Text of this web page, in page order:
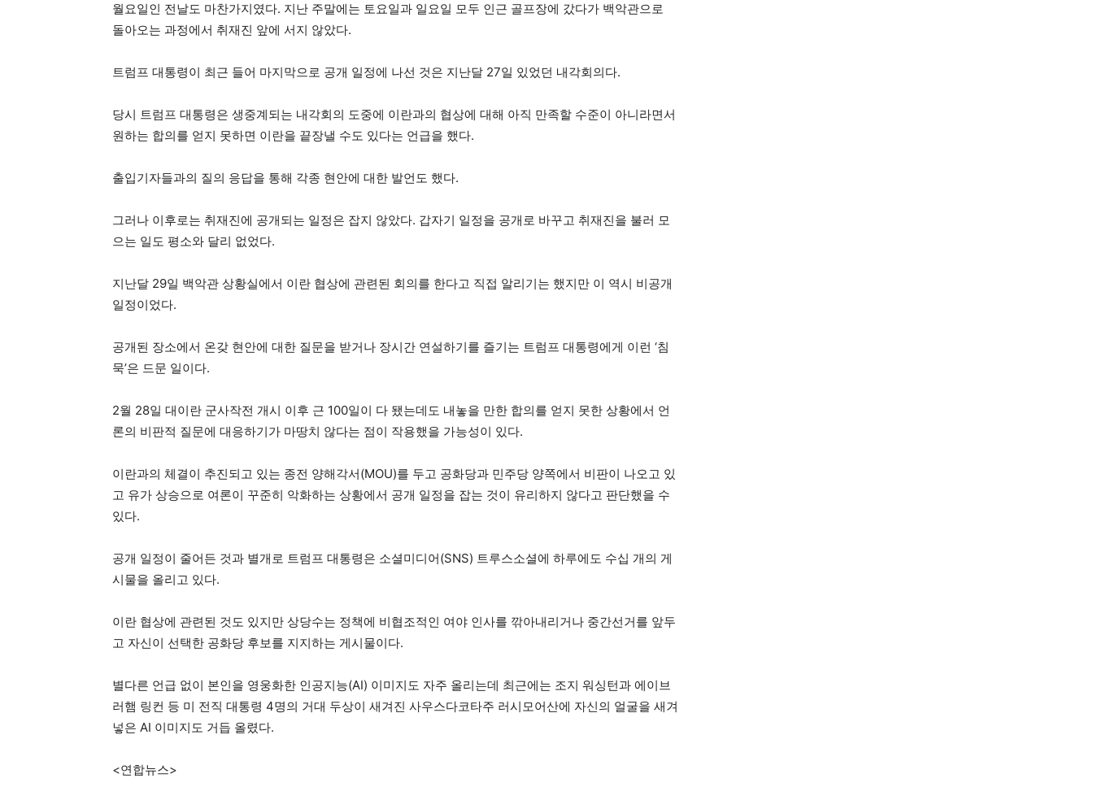
월요일인 전날도 마찬가지였다. 지난 주말에는 토요일과 일요일 모두 인근 골프장에 갔다가 백악관으로
돌아오는 과정에서 취재진 앞에 서지 않았다.
트럼프 대통령이 최근 들어 마지막으로 공개 일정에 나선 것은 지난달 27일 있었던 내각회의다.
당시 트럼프 대통령은 생중계되는 내각회의 도중에 이란과의 협상에 대해 아직 만족할 수준이 아니라면서
원하는 합의를 얻지 못하면 이란을 끝장낼 수도 있다는 언급을 했다.
출입기자들과의 질의 응답을 통해 각종 현안에 대한 발언도 했다.
그러나 이후로는 취재진에 공개되는 일정은 잡지 않았다. 갑자기 일정을 공개로 바꾸고 취재진을 불러 모
으는 일도 평소와 달리 없었다.
지난달 29일 백악관 상황실에서 이란 협상에 관련된 회의를 한다고 직접 알리기는 했지만 이 역시 비공개
일정이었다.
공개된 장소에서 온갖 현안에 대한 질문을 받거나 장시간 연설하기를 즐기는 트럼프 대통령에게 이런 ‘침
묵’은 드문 일이다.
2월 28일 대이란 군사작전 개시 이후 근 100일이 다 됐는데도 내놓을 만한 합의를 얻지 못한 상황에서 언
론의 비판적 질문에 대응하기가 마땅치 않다는 점이 작용했을 가능성이 있다.
이란과의 체결이 추진되고 있는 종전 양해각서(MOU)를 두고 공화당과 민주당 양쪽에서 비판이 나오고 있
고 유가 상승으로 여론이 꾸준히 악화하는 상황에서 공개 일정을 잡는 것이 유리하지 않다고 판단했을 수
있다.
공개 일정이 줄어든 것과 별개로 트럼프 대통령은 소셜미디어(SNS) 트루스소셜에 하루에도 수십 개의 게
시물을 올리고 있다.
이란 협상에 관련된 것도 있지만 상당수는 정책에 비협조적인 여야 인사를 깎아내리거나 중간선거를 앞두
고 자신이 선택한 공화당 후보를 지지하는 게시물이다.
별다른 언급 없이 본인을 영웅화한 인공지능(AI) 이미지도 자주 올리는데 최근에는 조지 워싱턴과 에이브
러햄 링컨 등 미 전직 대통령 4명의 거대 두상이 새겨진 사우스다코타주 러시모어산에 자신의 얼굴을 새겨
넣은 AI 이미지도 거듭 올렸다.
<연합뉴스>